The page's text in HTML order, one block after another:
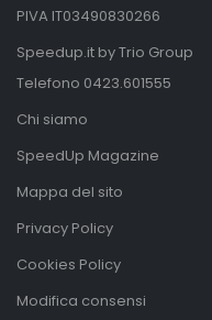
PIVA IT03490830266
Speedup.it by Trio Group
Telefono 0423.601555
Chi siamo
SpeedUp Magazine
Mappa del sito
Privacy Policy
Cookies Policy
Modifica consensi